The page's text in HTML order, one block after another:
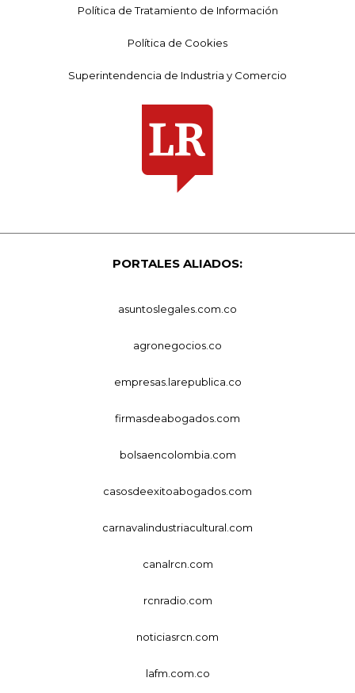
Política de Tratamiento de Información
Política de Cookies
Superintendencia de Industria y Comercio
PORTALES ALIADOS:
asuntoslegales.com.co
agronegocios.co
empresas.larepublica.co
firmasdeabogados.com
bolsaencolombia.com
casosdeexitoabogados.com
carnavalindustriacultural.com
canalrcn.com
rcnradio.com
noticiasrcn.com
lafm.com.co